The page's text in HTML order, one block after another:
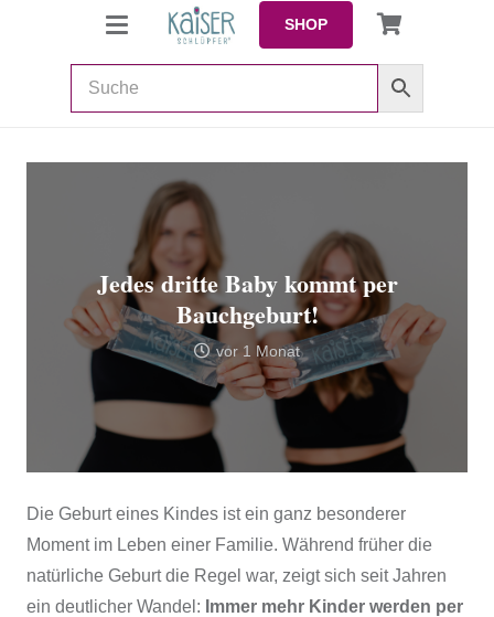
SHOP
Jedes dritte Baby kommt per
Bauchgeburt!
vor 1 Monat
Die Geburt eines Kindes ist ein ganz besonderer
Moment im Leben einer Familie. Während früher die
natürliche Geburt die Regel war, zeigt sich seit Jahren
ein deutlicher Wandel: Immer mehr Kinder werden per